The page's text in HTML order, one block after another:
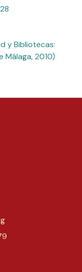
y Bibliotecas:
Málaga, 2010)